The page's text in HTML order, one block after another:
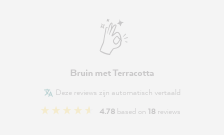
Bruin met Terracotta
Deze reviews zijn automatisch vertaald
4.78 based on 18 reviews